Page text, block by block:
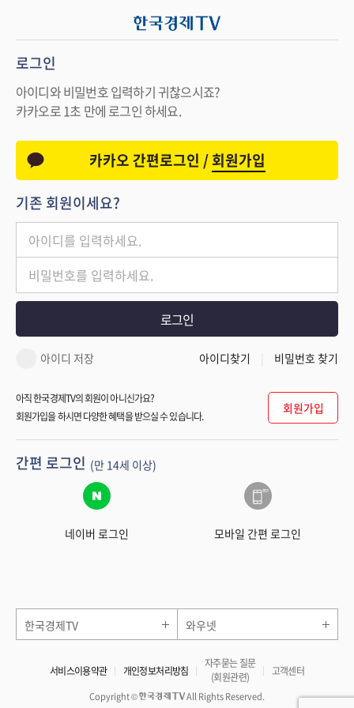
로그인
아이디와 비밀번호 입력하기 귀찮으시죠?
카카오로 1초 만에 로그인 하세요.
카카오 간편로그인 /회원가입
기존 회원이세요?
로그인
아이디 저장 아이디찾기 비밀번호 찾기
아직 한국경제TV의 회원이 아니신가요?
회원가입을 하시면 다양한 혜택을 받으실 수 있습니다.
회원가입
간편 로그인 (만 14세 이상)
네이버 로그인 모바일 간편 로그인
한국경제TV 와우넷
서비스이용약관 개인정보처리방침
자주묻는 질문
(회원관련)
고객센터
Copyright © All Rights Reserved.